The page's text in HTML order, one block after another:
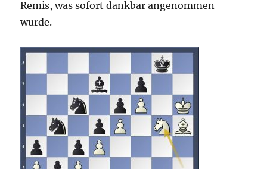
Remis, was sofort dankbar angenommen
wurde.